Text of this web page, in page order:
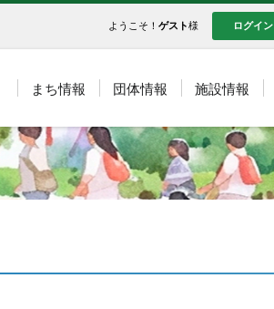
ログイン
ようこそ！ ゲスト様
まち情報 団体情報 施設情報